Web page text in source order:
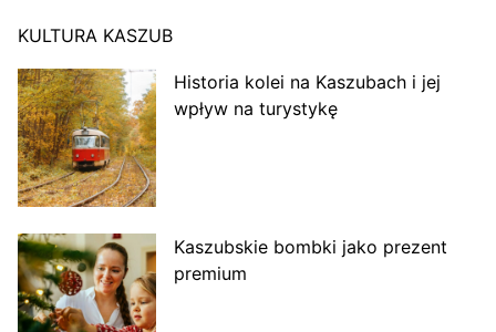
KULTURA KASZUB
Historia kolei na Kaszubach i jej
wpływ na turystykę
Kaszubskie bombki jako prezent
premium